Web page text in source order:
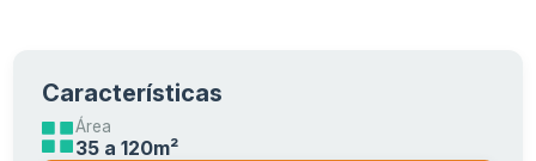
Características
Área
35 a 120m²